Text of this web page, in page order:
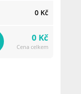
0 Kč
0 Kč
Cena celkem